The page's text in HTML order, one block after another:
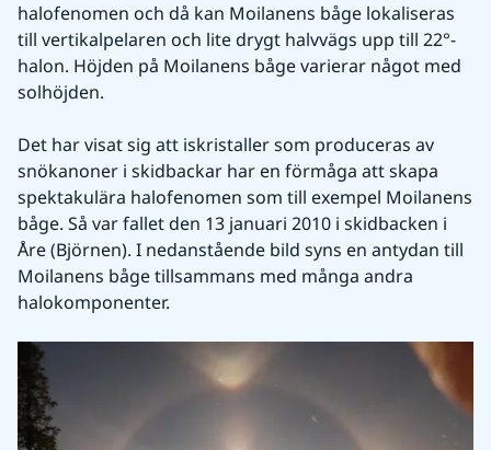
halofenomen och då kan Moilanens båge lokaliseras
till vertikalpelaren och lite drygt halvvägs upp till 22°-
halon. Höjden på Moilanens båge varierar något med
solhöjden.
Det har visat sig att iskristaller som produceras av
snökanoner i skidbackar har en förmåga att skapa
spektakulära halofenomen som till exempel Moilanens
båge. Så var fallet den 13 januari 2010 i skidbacken i
Åre (Björnen). I nedanstående bild syns en antydan till
Moilanens båge tillsammans med många andra
halokomponenter.